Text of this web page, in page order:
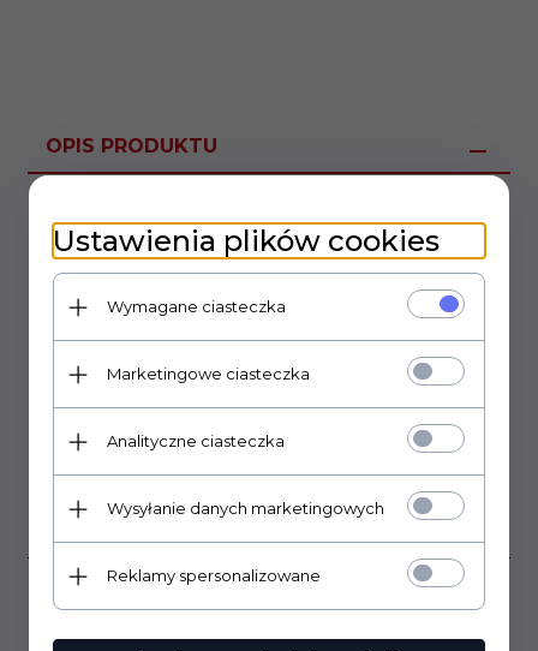
OPIS PRODUKTU
Opaska kablowa biała
szerokość paska 2,6mm
długość paska 140mm
OPINIE KLIENTÓW
Klienci, którzy kupili ten
produkt wybrali również...
Ustawienia plików cookies
Wymagane ciasteczka
Marketingowe ciasteczka
Analityczne ciasteczka
Wysyłanie danych marketingowych
Reklamy spersonalizowane